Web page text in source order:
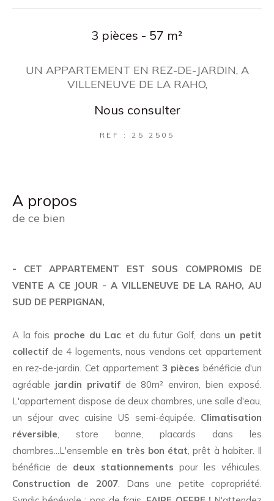
3 pièces - 57 m²
UN APPARTEMENT EN REZ-DE-JARDIN, A
VILLENEUVE DE LA RAHO,
Nous consulter
REF : 25 2505
a propos
de ce bien
- CET APPARTEMENT EST SOUS COMPROMIS DE
VENTE A CE JOUR - A VILLENEUVE DE LA RAHO, AU
SUD DE PERPIGNAN,
A la fois proche du Lac et du futur Golf, dans un petit
collectif de 4 logements, nous vendons cet appartement
en rez-de-jardin. Cet appartement3 pièces bénéficie d'un
agréable jardin privatifde 80m² environ, bien exposé.
L'appartement dispose de deux chambres, une salle d'eau,
un séjour avec cuisine US semi-équipée. Climatisation
réversible, store banne, placards dans les
chambres...L'ensemble en très bon état, prêt à habiter. Il
bénéficie de deux stationnements pour les véhicules.
Construction de 2007. Dans une petite copropriété.